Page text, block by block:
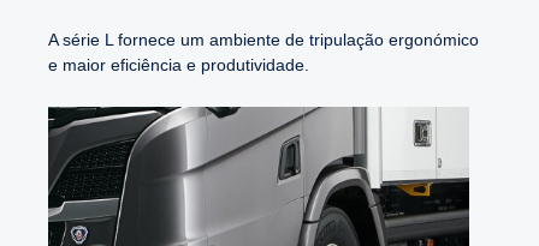
A série L fornece um ambiente de tripulação ergonómico
e maior eficiência e produtividade.